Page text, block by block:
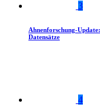
3
Ahnenforschung-
Datensätze
4